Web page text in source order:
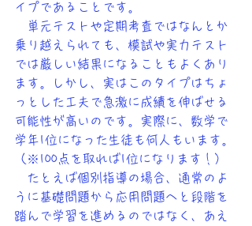
イプであることです。
単元テストや定期考査ではなんとか
乗り越えられても、模試や実力テスト
では厳しい結果になることもよくあり
ます。しかし、実はこのタイプはちょ
っとした工夫で急激に成績を伸ばせる
可能性が高いのです。実際に、数学で
学年1位になった生徒も何人もいます。
（※100点を取れば1位になります！）
たとえば個別指導の場合、通常のよ
うに基礎問題から応用問題へと段階を
踏んで学習を進めるのではなく、あえ